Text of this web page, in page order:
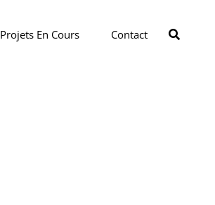
Projets En Cours Contact